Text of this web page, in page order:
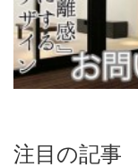
注目の記事